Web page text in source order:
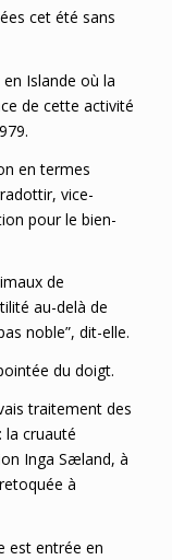
cet été sans
Islande où la
de cette activité
en termes
vice-
pour le bien-
de
au-delà de
noble”, dit-elle.
du doigt.
traitement des
la cruauté
Inga Sæland, à
à
est entrée en